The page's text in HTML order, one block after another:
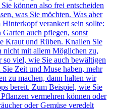
können also frei entscheiden
was Sie möchten. Was aber
verankert sein sollte:
Garten auch pflegen, sonst
Kraut und Rüben. Knallen Sie
nicht mit allem Möglichen zu,
so viel, wie Sie auch bewältigen
Zeit und Muse haben, mehr
zu machen, dann halten wir
bereit. Zum Beispiel, wie Sie
vermehren können oder
oder Gemüse veredelt